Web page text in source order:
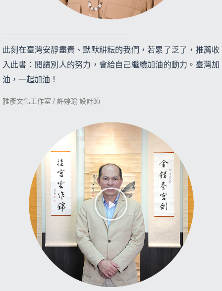
此刻在臺灣安靜盡責、默默耕耘的我們，若累了乏了，推薦收
入此書：閱讀別人的努力，會給自己繼續加油的動力。臺灣加
油，一起加油！
雅彥文化工作室 / 許婷瑜 設計師